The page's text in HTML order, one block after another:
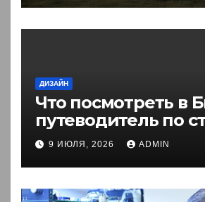
ДИЗАЙН
Что посмотреть в
путеводитель по
Кыргызстана
9 ИЮЛЯ, 2026 ADMIN